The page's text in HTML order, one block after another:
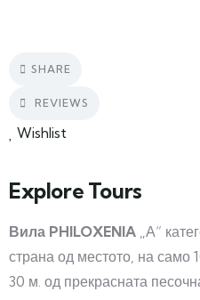
SHARE
REVIEWS
Wishlist
Explore Tours
Вила PHILOXENIA „А“
страна од местото, на само
30 м. од прекрасната